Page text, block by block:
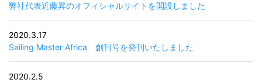
弊社代表近藤昇のオフィシャルサイトを開設しました
2020.3.17
Sailing Master Africa 創刊号を発刊いたしました
2020.2.5